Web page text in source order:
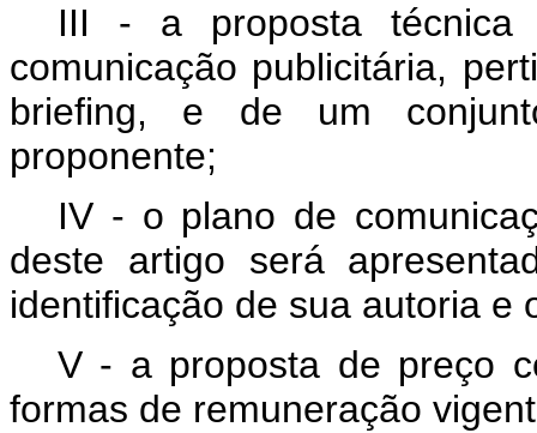
III - a proposta técnica
comunicação publicitária,
briefing, e de um
proponente;
IV - o plano de
deste artigo será
identificação de sua autoria
V - a proposta de preço
formas de remuneração